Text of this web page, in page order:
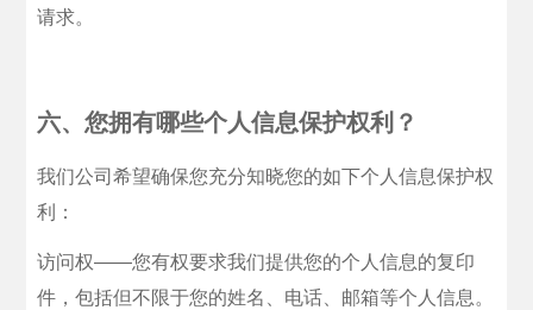
请求。
六、您拥有哪些个人信息保护权利？
我们公司希望确保您充分知晓您的如下个人信息保护权
利：
访问权——您有权要求我们提供您的个人信息的复印
件，包括但不限于您的姓名、电话、邮箱等个人信息。